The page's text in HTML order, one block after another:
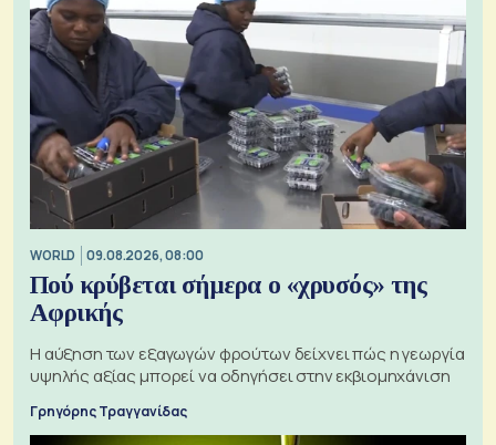
WORLD 09.08.2026, 08:00
Πού κρύβεται σήμερα ο «χρυσός» της
Αφρικής
Η αύξηση των εξαγωγών φρούτων δείχνει πώς η γεωργία
υψηλής αξίας μπορεί να οδηγήσει στην εκβιομηχάνιση
Γρηγόρης Τραγγανίδας